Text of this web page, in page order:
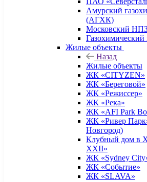
Амурский
(АГХК)
Московский
Газохимический
Жилые объекты
Назад
Жилые объекты
ЖК «CITYZEN»
ЖК «Береговой»
ЖК «Режиссер»
ЖК «Река»
ЖК «AFI Park
ЖК «Ривер
Новгород)
Клубный дом в
XXII»
ЖК «Sydney
ЖК «Событие»
ЖК «SLAVA»